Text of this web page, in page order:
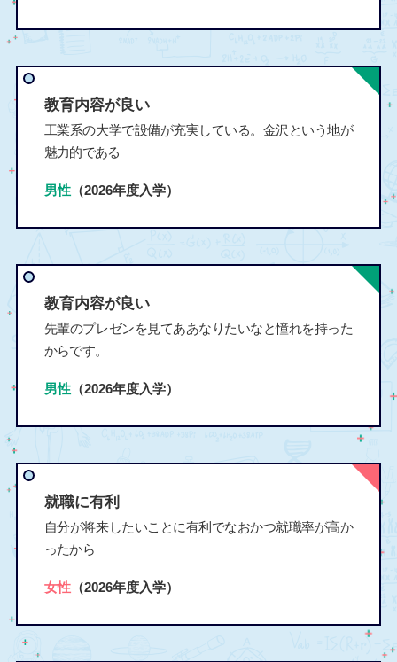
教育内容が良い
工業系の大学で設備が充実している。金沢という地が
魅力的である
男性（2026年度入学）
教育内容が良い
先輩のプレゼンを見てああなりたいなと憧れを持った
からです。
男性（2026年度入学）
就職に有利
自分が将来したいことに有利でなおかつ就職率が高か
ったから
女性（2026年度入学）